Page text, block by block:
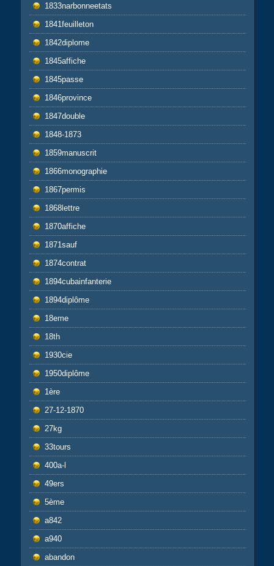
1833narbonneetats
1841feuilleton
1842diplome
1845affiche
1845passe
1846province
1847double
1848-1873
1859manuscrit
1866monographie
1867permis
1868lettre
1870affiche
1871sauf
1874contrat
1894cubainfanterie
1894diplôme
18eme
18th
1930cie
1950diplôme
1ère
27-12-1870
27kg
33tours
400a-l
49ers
5ème
a842
a940
abandon